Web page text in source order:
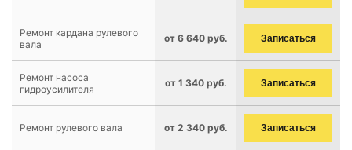
Ремонт кардана рулевого
вала
от 6 640 руб. Записаться
Ремонт насоса
гидроусилителя
от 1 340 руб. Записаться
Ремонт рулевого вала от 2 340 руб. Записаться